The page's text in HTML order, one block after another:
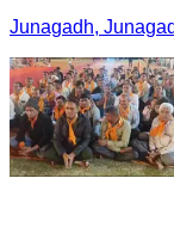
Junagadh,